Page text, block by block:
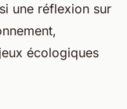
une réflexion sur
écologiques